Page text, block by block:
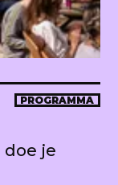
PROGRAMMA
doe je